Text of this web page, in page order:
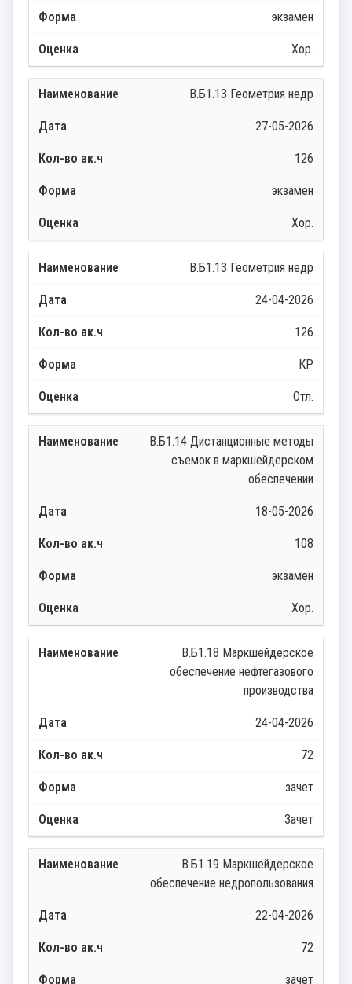
экзамен
Хор.
В.Б1.13 Геометрия недр
27-05-2026
126
экзамен
Хор.
В.Б1.13 Геометрия недр
24-04-2026
126
КР
Отл.
В.Б1.14 Дистанционные методы
съемок в маркшейдерском
обеспечении
18-05-2026
108
экзамен
Хор.
В.Б1.18 Маркшейдерское
обеспечение нефтегазового
производства
24-04-2026
72
зачет
Зачет
В.Б1.19 Маркшейдерское
обеспечение недропользования
22-04-2026
72
зачет